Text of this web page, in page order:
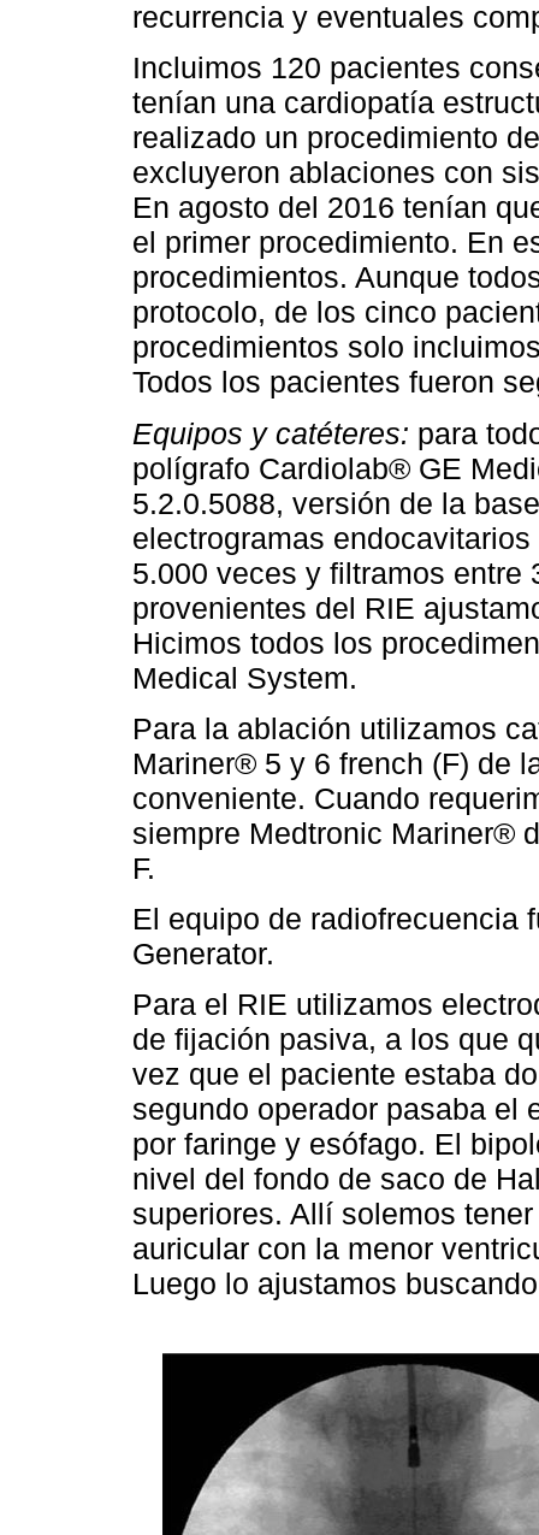
recurrencia y eventuales
Incluimos 120 pacientes
tenían una cardiopatía
realizado un procedimiento
excluyeron ablaciones con
En agosto del 2016 tenían
el primer procedimiento. En
procedimientos. Aunque
protocolo, de los cinco
procedimientos solo
Todos los pacientes fueron
Equipos y catéteres: para
polígrafo Cardiolab® GE
5.2.0.5088, versión de la
electrogramas
5.000 veces y filtramos entre
provenientes del RIE
Hicimos todos los
Medical System.
Para la ablación utilizamos
Mariner® 5 y 6 french (F) de
conveniente. Cuando
siempre Medtronic Mariner®
F.
El equipo de radiofrecuencia
Generator.
Para el RIE utilizamos
de fijación pasiva, a los que
vez que el paciente estaba
segundo operador pasaba el
por faringe y esófago. El
nivel del fondo de saco de
superiores. Allí solemos
auricular con la menor
Luego lo ajustamos